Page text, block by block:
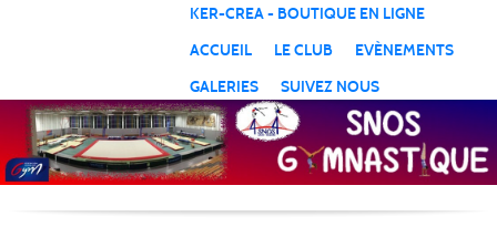
KER-CREA - BOUTIQUE EN LIGNE
ACCUEIL
LE CLUB
EVÈNEMENTS
GALERIES
SUIVEZ NOUS
Panneau de gestion des cookies